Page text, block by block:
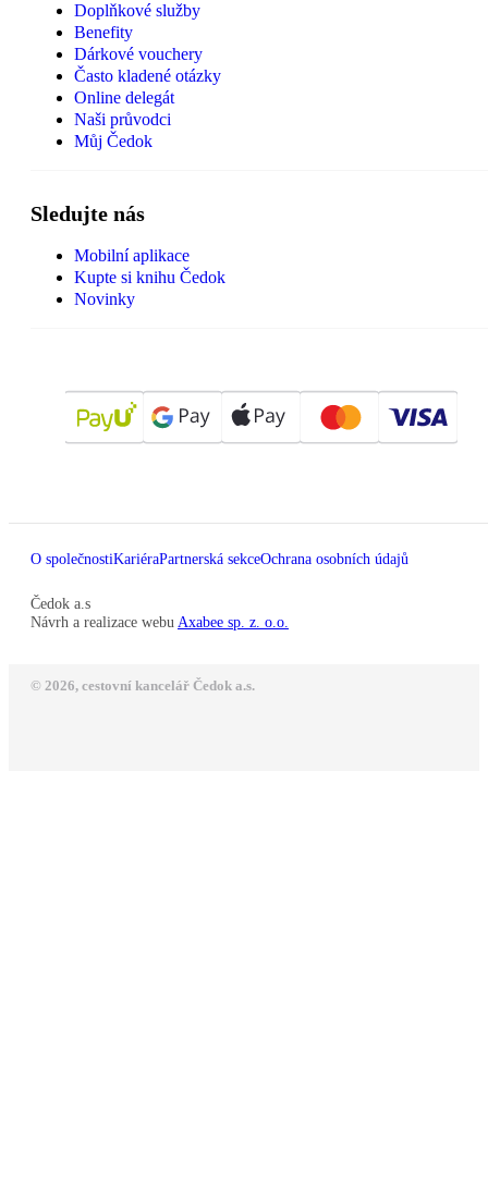
Doplňkové služby
Benefity
Dárkové vouchery
Často kladené otázky
Online delegát
Naši průvodci
Můj Čedok
Sledujte nás
Mobilní aplikace
Kupte si knihu Čedok
Novinky
O společnostiKariéraPartnerská sekceOchrana osobních údajů
Čedok a.s
Návrh a realizace webu Axabee sp. z. o.o.
© 2026, cestovní kancelář Čedok a.s.